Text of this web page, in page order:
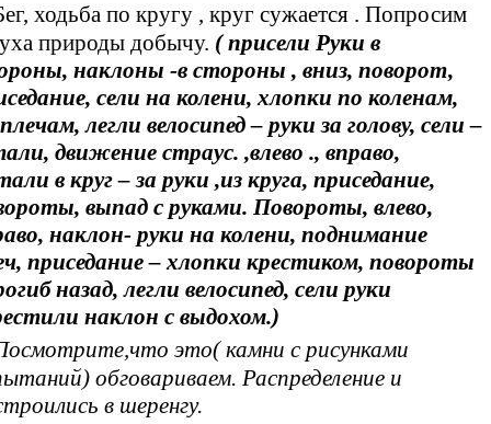
ходьба по кругу , круг сужается . Попросим
природы добычу. ( присели Руки в
наклоны -в стороны , вниз, поворот,
сели на колени, хлопки по коленам,
легли велосипед – руки за голову, сели –
движение страус. ,влево ., вправо,
в круг – за руки ,из круга, приседание,
выпад с руками. Повороты, влево,
наклон- руки на колени, поднимание
приседание – хлопки крестиком, повороты
назад, легли велосипед, сели руки
наклон с выдохом.)
это( камни с рисунками
обговариваем. Распределение и
в шеренгу.